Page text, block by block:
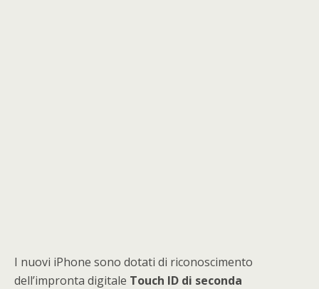
I nuovi iPhone sono dotati di riconoscimento
dell’impronta digitale Touch ID di seconda